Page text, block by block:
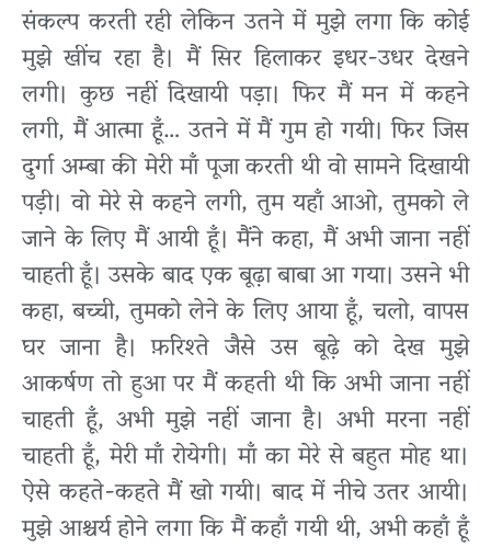
संकल्प करती रही लेकिन उतने में मुझे लगा कि कोई
मुझे खींच रहा है। मैं सिर हिलाकरइधर-उधर देखने
लगी। कुछ नहीं दिखायी पड़ा। फिर मैं मन में कहने
लगी, मैं आत्मा हूँ… उतने में मैं गुम हो गयी। फिर जिस
दुर्गा अम्बा की मेरी माँ पूजा करती थी वो सामने दिखायी
पड़ी। वो मेरे से कहने लगी, तुम यहाँ आओ, तुमको ले
जाने के लिए मैं आयी हूँ। मैंने कहा, मैं अभी जाना नहीं
चाहती हूँ। उसके बाद एक बूढ़ा बाबा आ गया। उसने भी
कहा, बच्ची, तुमको लेने के लिए आया हूँ, चलो, वापस
घर जाना है। फ़रिश्ते जैसे उस बूढ़े को देख मुझे
आकर्षण तो हुआ पर मैं कहती थी कि अभी जाना नहीं
चाहती हूँ, अभी मुझे नहीं जाना है। अभी मरना नहीं
चाहती हूँ, मेरी माँ रोयेगी। माँ का मेरे से बहुत मोह था।
ऐसे कहते-कहते मैं खो गयी। बाद में नीचे उतर आयी।
मुझे आश्चर्य होने लगा कि मैं कहाँ गयी थी, अभी कहाँ हूँ